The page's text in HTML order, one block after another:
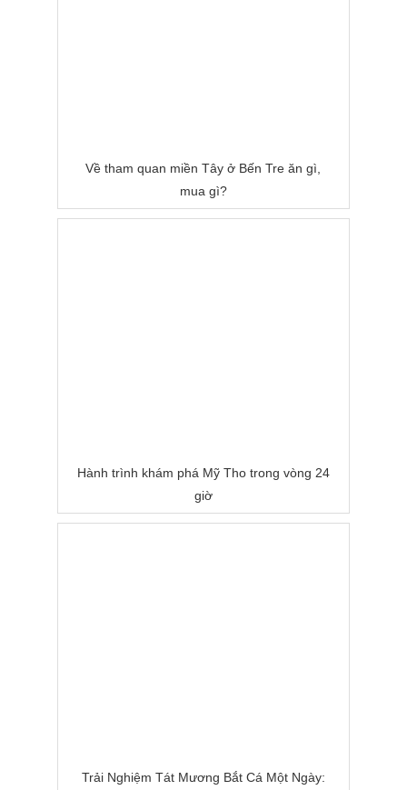
Về tham quan miền Tây ở Bến Tre ăn gì,
mua gì?
Hành trình khám phá Mỹ Tho trong vòng 24
giờ
Trải Nghiệm Tát Mương Bắt Cá Một Ngày: